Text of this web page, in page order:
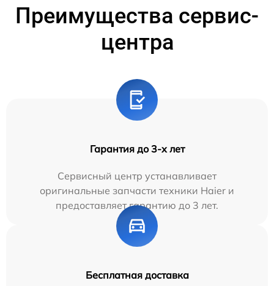
Преимущества сервис-
центра
Гарантия до 3-х лет
Сервисный центр устанавливает
оригинальные запчасти техники Haier и
предоставляет гарантию до 3 лет.
Бесплатная доставка